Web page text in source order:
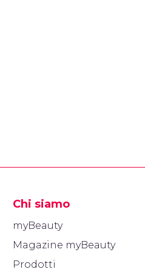
Chi siamo
myBeauty
Magazine myBeauty
Prodotti